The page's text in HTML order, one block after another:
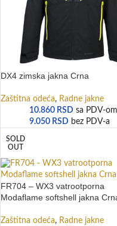
DX4 zimska jakna Crna
Zaštitna odeća, Radne jakne
10.860 RSD sa PDV-om
9.050 RSD bez PDV-a
SOLD
OUT
FR704 – WX3 vatrootporna
Modaflame softshell jakna
Zaštitna odeća, Radne jakne